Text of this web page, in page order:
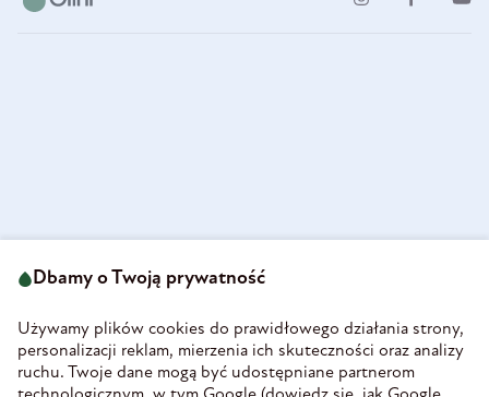
58-160 Świebodzice
REGON 890213034
INFORMACJE
Dbamy o Twoją prywatność
Używamy plików cookies do prawidłowego działania strony,
personalizacji reklam, mierzenia ich skuteczności oraz analizy
ruchu. Twoje dane mogą być udostępniane partnerom